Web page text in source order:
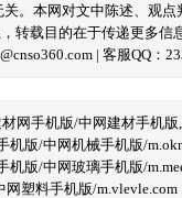
关。本网对文中陈述、观
转载目的在于传递更多
| 客服QQ：
网手机版/中网建材手机版
机版/中网机械手机版/
机版/中网玻璃手机版/
塑料手机版/m.vlevle.com